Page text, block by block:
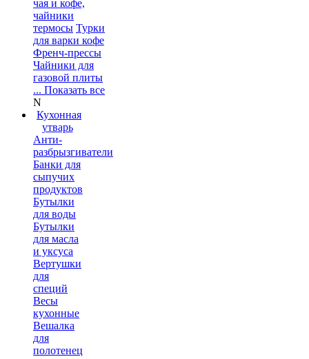
чая и кофе,
чайники
термосы Турки
для варки кофе
Френч-прессы
Чайники для
газовой плиты
... Показать все
N
Кухонная
утварь
Анти-
разбрызгиватели
Банки для
сыпучих
продуктов
Бутылки
для воды
Бутылки
для масла
и уксуса
Вертушки
для
специй
Весы
кухонные
Вешалка
для
полотенец